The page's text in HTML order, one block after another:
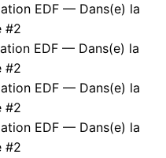
EDF — Dans(e) la
#2
EDF — Dans(e) la
#2
EDF — Dans(e) la
#2
EDF — Dans(e) la
#2